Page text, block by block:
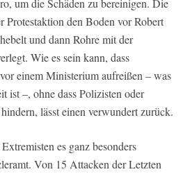
um die Schäden zu bereinigen. Die
Protestaktion den Boden vor Robert
und dann Rohre mit der
Wie es sein kann, dass
einem Ministerium aufreißen – was
ist –, ohne dass Polizisten oder
lässt einen verwundert zurück.
es ganz besonders
Von 15 Attacken der Letzten